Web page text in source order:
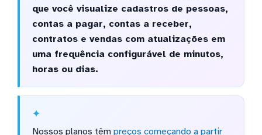
que você visualize cadastros de pessoas,
contas a pagar, contas a receber,
contratos e vendas com atualizações em
uma frequência configurável de minutos,
horas ou dias.
Nossos planos têm preços começando a partir